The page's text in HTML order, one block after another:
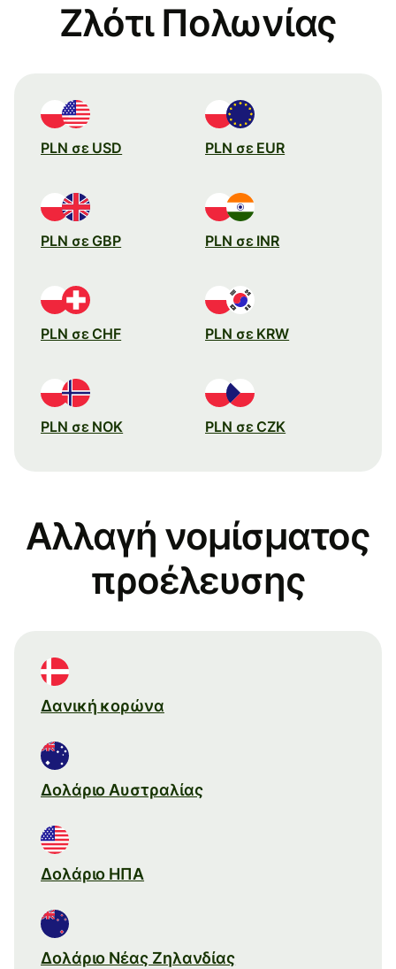
Ζλότι Πολωνίας
PLN σε USD PLN σε EUR
PLN σε GBP PLN σε INR
PLN σε CHF PLN σε KRW
PLN σε NOK PLN σε CZK
Αλλαγή νομίσματος
προέλευσης
Δανική κορώνα
Δολάριο Αυστραλίας
Δολάριο ΗΠΑ
Δολάριο Νέας Ζηλανδίας